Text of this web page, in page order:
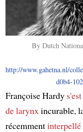
By Dutch
http://www.gahetna.nl/
d0b4-
Françoise Hardy
de larynxincurable,
récemmentinterpellé